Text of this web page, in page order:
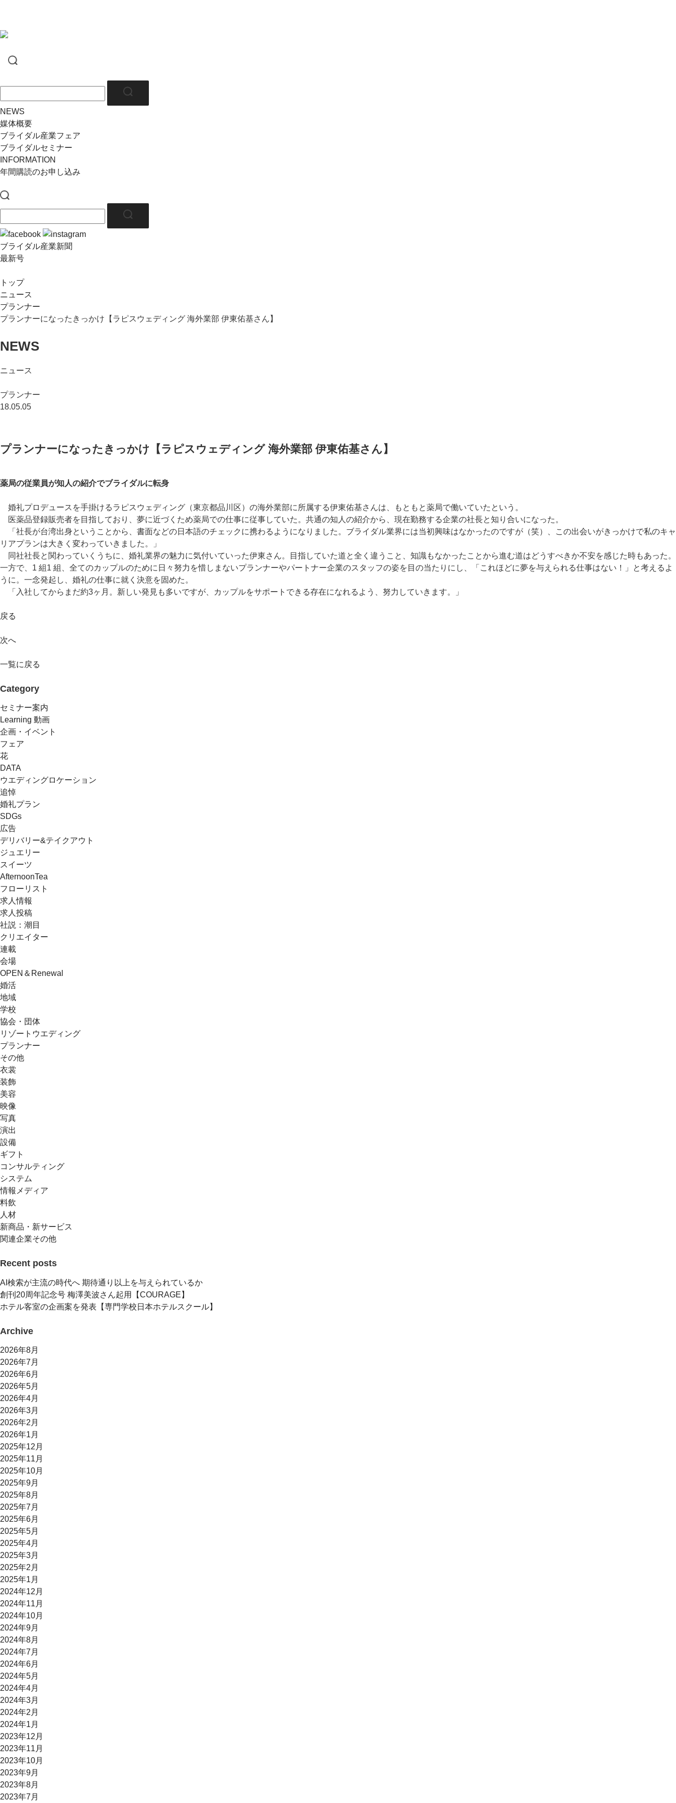
NEWS
媒体概要
ブライダル産業フェア
ブライダルセミナー
INFORMATION
年間購読のお申し込み
ブライダル産業新聞
最新号
トップ
ニュース
プランナー
プランナーになったきっかけ【ラピスウェディング 海外業部 伊東佑基さん】
NEWS
ニュース
プランナー
18.05.05
プランナーになったきっかけ【ラピスウェディング 海外業部 伊東佑基さん】
薬局の従業員が知人の紹介でブライダルに転身
婚礼プロデュースを手掛けるラピスウェディング（東京都品川区）の海外業部に所属する伊東佑基さんは、もともと薬局で働いていたという。
医薬品登録販売者を目指しており、夢に近づくため薬局での仕事に従事していた。共通の知人の紹介から、現在勤務する企業の社長と知り合いになった。
「社長が台湾出身ということから、書面などの日本語のチェックに携わるようになりました。ブライダル業界には当初興味はなかったのですが（笑）、この出会いがきっかけで私のキャ
リアプランは大きく変わっていきました。」
同社社長と関わっていくうちに、婚礼業界の魅力に気付いていった伊東さん。目指していた道と全く違うこと、知識もなかったことから進む道はどうすべきか不安を感じた時もあった。
一方で、1 組1 組、全てのカップルのために日々努力を惜しまないプランナーやパートナー企業のスタッフの姿を目の当たりにし、「これほどに夢を与えられる仕事はない！」と考えるよ
うに。一念発起し、婚礼の仕事に就く決意を固めた。
「入社してからまだ約3ヶ月。新しい発見も多いですが、カップルをサポートできる存在になれるよう、努力していきます。」
戻る
次へ
一覧に戻る
Category
セミナー案内
Learning 動画
企画・イベント
フェア
花
DATA
ウエディングロケーション
追悼
婚礼プラン
SDGs
広告
デリバリー&テイクアウト
ジュエリー
スイーツ
AfternoonTea
フローリスト
求人情報
求人投稿
社説：潮目
クリエイター
連載
会場
OPEN＆Renewal
婚活
地域
学校
協会・団体
リゾートウエディング
プランナー
その他
衣裳
装飾
美容
映像
写真
演出
設備
ギフト
コンサルティング
システム
情報メディア
料飲
人材
新商品・新サービス
関連企業その他
Recent posts
AI検索が主流の時代へ 期待通り以上を与えられているか
創刊20周年記念号 梅澤美波さん起用【COURAGE】
ホテル客室の企画案を発表【専門学校日本ホテルスクール】
Archive
2026年8月
2026年7月
2026年6月
2026年5月
2026年4月
2026年3月
2026年2月
2026年1月
2025年12月
2025年11月
2025年10月
2025年9月
2025年8月
2025年7月
2025年6月
2025年5月
2025年4月
2025年3月
2025年2月
2025年1月
2024年12月
2024年11月
2024年10月
2024年9月
2024年8月
2024年7月
2024年6月
2024年5月
2024年4月
2024年3月
2024年2月
2024年1月
2023年12月
2023年11月
2023年10月
2023年9月
2023年8月
2023年7月